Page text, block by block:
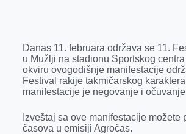
o
k
g
e
r
I
n
p
p
Danas 11. februara održava se 11.
u Mužlji na stadionu Sportskog centra
okviru ovogodišnje manifestacije
Festival rakije takmičarskog
manifestacije je negovanje i
Izveštaj sa ove manifestacije možete
časova u emisiji Agročas.